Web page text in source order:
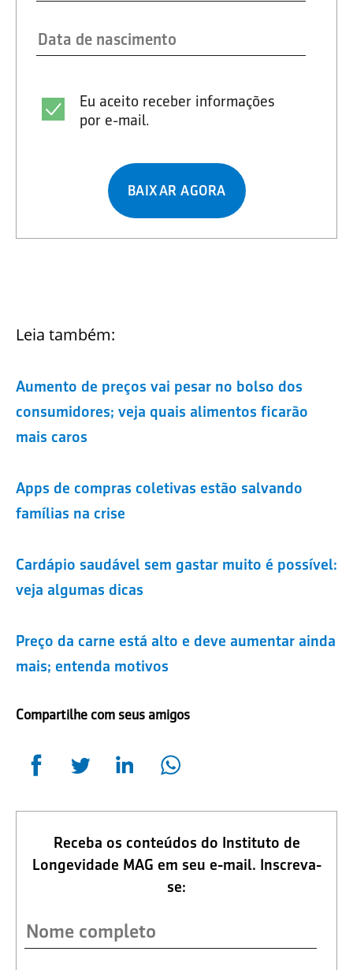
Eu aceito receber informações
por e-mail.
BAIXAR AGORA
Leia também:
Aumento de preços vai pesar no bolso dos
consumidores; veja quais alimentos ficarão
mais caros
Apps de compras coletivas estão salvando
famílias na crise
Cardápio saudável sem gastar muito é possível:
veja algumas dicas
Preço da carne está alto e deve aumentar ainda
mais; entenda motivos
Compartilhe com seus amigos
Receba os conteúdos do Instituto de
Longevidade MAG em seu e-mail. Inscreva-
se: